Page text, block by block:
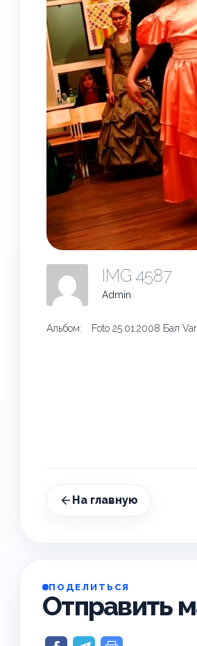
IMG 4587
Admin
Альбом: Foto 25.01.2008 Бал
На главную
ПОДЕЛИТЬСЯ
Отправить